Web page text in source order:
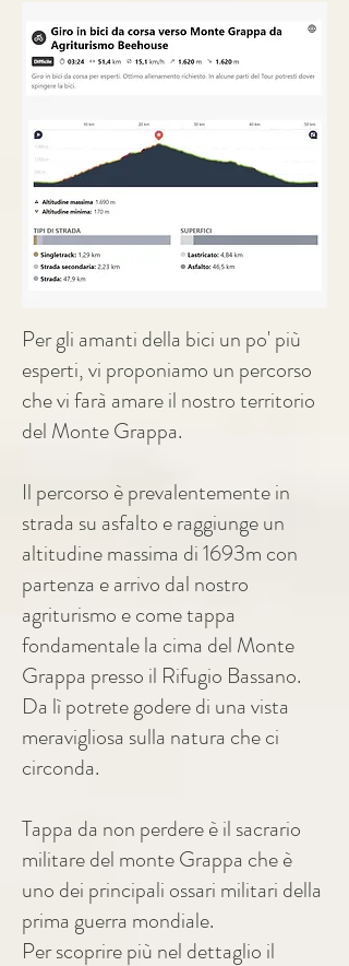
Per gli amanti della bici un po' più
esperti, vi proponiamo un percorso
che vi farà amare il nostro territorio
del Monte Grappa.
Il percorso è prevalentemente in
strada su asfalto e raggiunge un
altitudine massima di 1693m con
partenza e arrivo dal nostro
agriturismo e come tappa
fondamentale la cima del Monte
Grappa presso il Rifugio Bassano.
Da lì potrete godere di una vista
meravigliosa sulla natura che ci
circonda.
Tappa da non perdere è il sacrario
militare del monte Grappa che è
uno dei principali ossari militari della
prima guerra mondiale.
Per scoprire più nel dettaglio il